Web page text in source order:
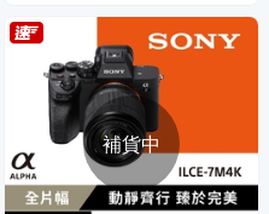
補貨中